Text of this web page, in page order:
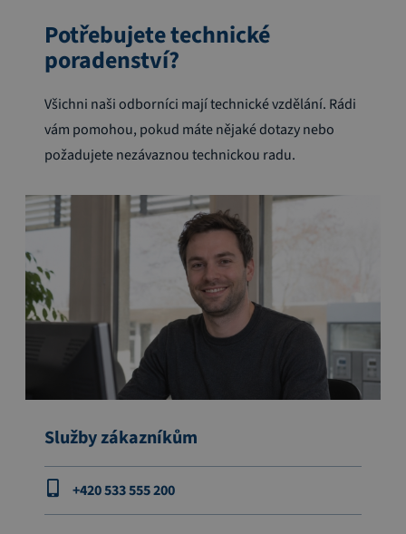
Potřebujete technické
poradenství?
Všichni naši odborníci mají technické vzdělání. Rádi
vám pomohou, pokud máte nějaké dotazy nebo
požadujete nezávaznou technickou radu.
Služby zákazníkům
+420 533 555 200